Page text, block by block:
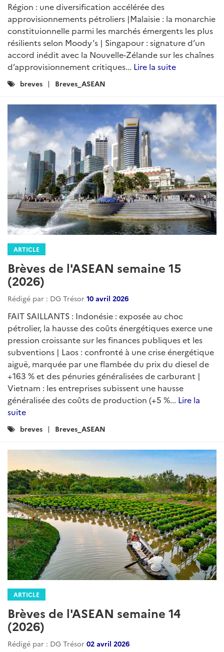
Région : une diversification accélérée des
approvisionnements pétroliers |Malaisie : la monarchie
constituionnelle parmi les marchés émergents les plus
résilients selon Moody’s | Singapour : signature d’un
accord inédit avec la Nouvelle-Zélande sur les chaînes
d’approvisionnement critiques... Lire la suite
Catégories
breves Breves_ASEAN
ARTICLE
Brèves de l'ASEAN semaine 15
(2026)
Rédigé par : DG Trésor 10 avril 2026
FAIT SAILLANTS : Indonésie : exposée au choc
pétrolier, la hausse des coûts énergétiques exerce une
pression croissante sur les finances publiques et les
subventions | Laos : confronté à une crise énergétique
aiguë, marquée par une flambée du prix du diesel de
+163 % et des pénuries généralisées de carburant |
Vietnam : les entreprises subissent une hausse
généralisée des coûts de production (+5 %... Lire la
suite
Catégories
breves Breves_ASEAN
ARTICLE
Brèves de l'ASEAN semaine 14
(2026)
Rédigé par : DG Trésor 02 avril 2026